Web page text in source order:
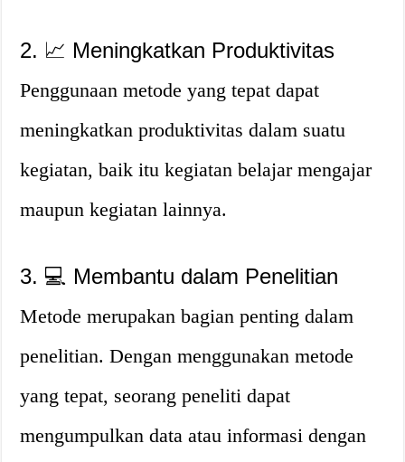
2. 📈 Meningkatkan Produktivitas
Penggunaan metode yang tepat dapat
meningkatkan produktivitas dalam suatu
kegiatan, baik itu kegiatan belajar mengajar
maupun kegiatan lainnya.
3. 💻 Membantu dalam Penelitian
Metode merupakan bagian penting dalam
penelitian. Dengan menggunakan metode
yang tepat, seorang peneliti dapat
mengumpulkan data atau informasi dengan